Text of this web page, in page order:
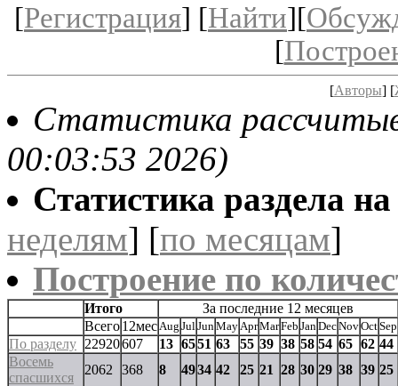
[Регистрация] [Найти][
[
[Авторы] [
Статистика
00:03:53 2026)
Статистика раздела
неделям] [по месяцам]
Построение по
Итого
За последние 12 месяцев
Всего12мес Aug Jul Jun May AprMarFeb Jan DecNovOctSep
По разделу 22920607 13 6551 63 55 39 38 58 54 65 62 44
Восемь
спасшихся
2062 368 8 4934 42 25 21 28 30 29 38 39 25